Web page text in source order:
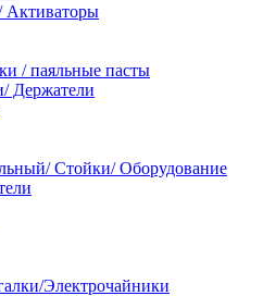
Активаторы
/ паяльные пасты
Держатели
Стойки/ Оборудование
Электрочайники